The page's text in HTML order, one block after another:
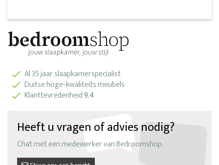
Al 35 jaar slaapkamerspecialist
Duitse hoge-kwaliteits meubels
Klanttevredenheid9.4
Heeft u vragen of advies nodig?
Chat met een medewerker van Bedroomshop.